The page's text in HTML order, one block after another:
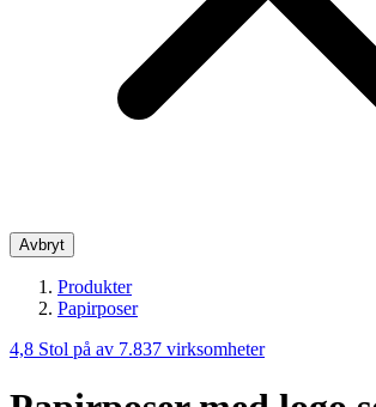
Avbryt
Produkter
Papirposer
4,8 Stol på av 7.837 virksomheter